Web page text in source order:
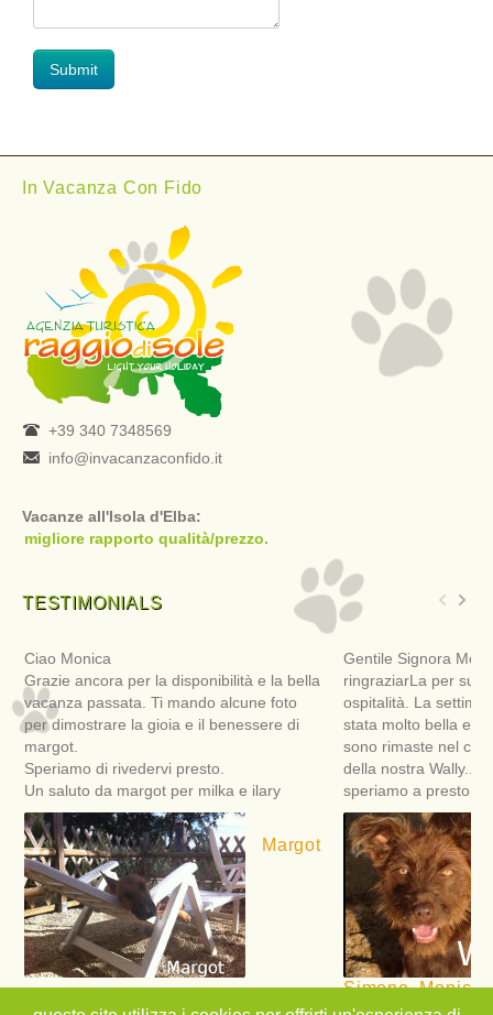
In Vacanza Con Fido
+39 340 7348569
info@invacanzaconfido.it
Vacanze all'Isola d'Elba:
migliore rapporto qualità/prezzo.
TESTIMONIALS
Ciao Monica
Grazie ancora per la disponibilità e la bella
vacanza passata. Ti mando alcune foto
per dimostrare la gioia e il benessere di
margot.
Speriamo di rivedervi presto.
Un saluto da margot per milka e ilary
Margot
Gentile Signora
ringraziarLa per sua
ospitalità. La
stata molto bella e
sono rimaste nel
della nostra Wally...
speriamo a presto!
Simone,
Francesco e